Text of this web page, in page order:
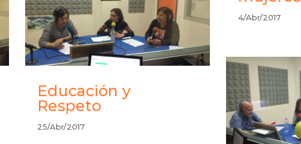
Educación y
Respeto
25/Abr/2017
4/Abr/2017